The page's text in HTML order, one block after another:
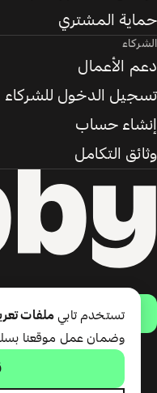
تقدّم
حماية المشتري
الشركاء
دعم الأعمال
تسجيل الدخول للشركاء
إنشاء حساب
وثائق التكامل
تستخدم تابي ملفات
وضمان عمل موقعنا